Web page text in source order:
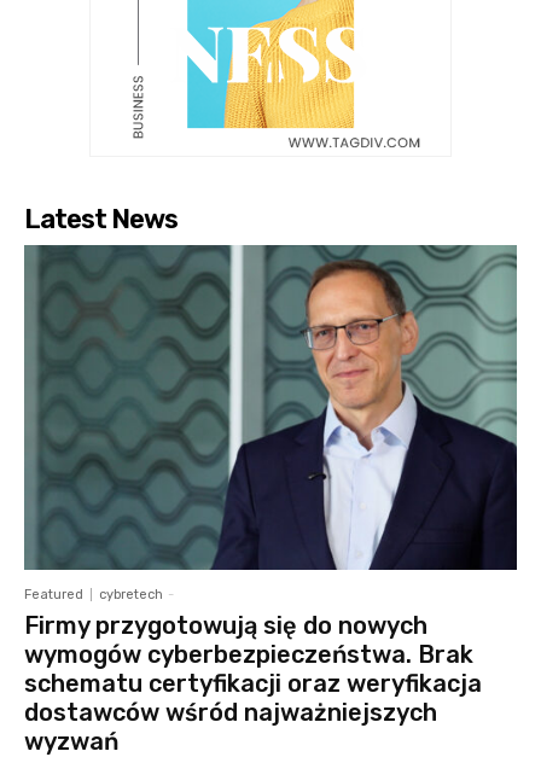
Latest News
Featured cybretech -
Firmy przygotowują się do nowych
wymogów cyberbezpieczeństwa. Brak
schematu certyfikacji oraz weryfikacja
dostawców wśród najważniejszych
wyzwań